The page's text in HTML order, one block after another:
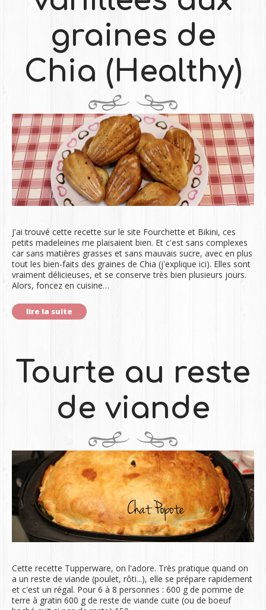
graines de
Chia (Healthy)
J'ai trouvé cette recette sur le site Fourchette et Bikini, ces
petits madeleines me plaisaient bien. Et c'est sans complexes
car sans matières grasses et sans mauvais sucre, avec en plus
tout les bien-faits des graines de Chia (j'explique ici). Elles sont
vraiment délicieuses, et se conserve très bien plusieurs jours.
Alors, foncez en cuisine…
lire la suite
Tourte au reste
de viande
Cette recette Tupperware, on l'adore. Très pratique quand on
a un reste de viande (poulet, rôti...), elle se prépare rapidement
et c'est un régal. Pour 6 à 8 personnes : 600 g de pomme de
terre à gratin 600 g de reste de viande cuite (ou de boeuf